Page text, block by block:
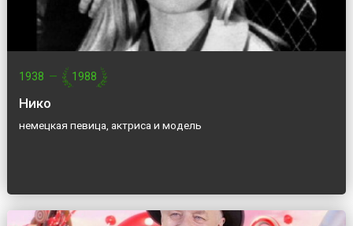
1938 — 1988
Нико
немецкая певица, актриса и модель